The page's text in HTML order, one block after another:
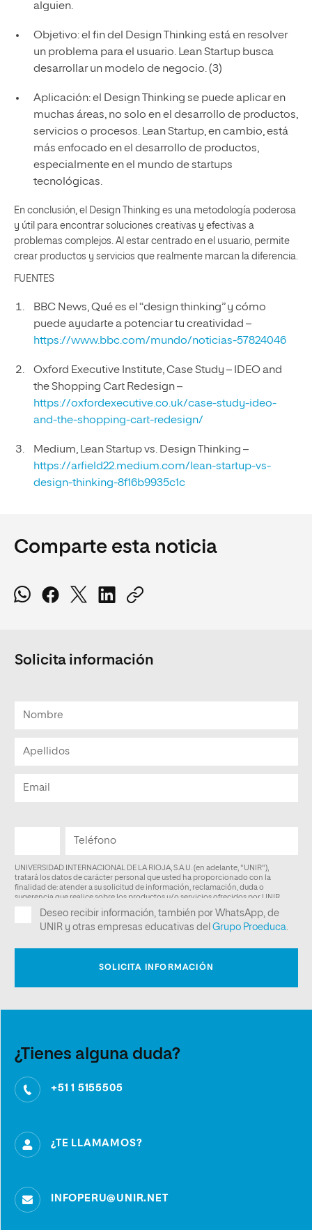
alguien.
Objetivo: el fin del Design Thinking está en resolver
un problema para el usuario. Lean Startup busca
desarrollar un modelo de negocio. (3)
Aplicación: el Design Thinking se puede aplicar en
muchas áreas, no solo en el desarrollo de productos,
servicios o procesos. Lean Startup, en cambio, está
más enfocado en el desarrollo de productos,
especialmente en el mundo de startups
tecnológicas.
En conclusión, el Design Thinking es una metodología poderosa
y útil para encontrar soluciones creativas y efectivas a
problemas complejos. Al estar centrado en el usuario, permite
crear productos y servicios que realmente marcan la diferencia.
FUENTES
BBC News, Qué es el “design thinking” y cómo
puede ayudarte a potenciar tu creatividad –
https://www.bbc.com/mundo/noticias-57824046
Oxford Executive Institute, Case Study – IDEO and
the Shopping Cart Redesign –
https://oxfordexecutive.co.uk/case-study-ideo-
and-the-shopping-cart-redesign/
Medium, Lean Startup vs. Design Thinking –
https://arfield22.medium.com/lean-startup-vs-
design-thinking-8f16b9935c1c
Comparte esta noticia
Solicita información
¿Tienes alguna duda?
+51 1 5155505
¿TE LLAMAMOS?
INFOPERU@UNIR.NET